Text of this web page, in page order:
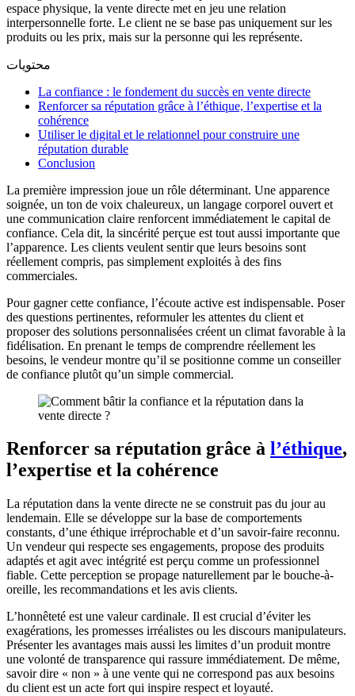
espace physique, la vente directe met en jeu une relation
interpersonnelle forte. Le client ne se base pas uniquement sur les
produits ou les prix, mais sur la personne qui les représente.
محتويات
La confiance : le fondement du succès en vente directe
Renforcer sa réputation grâce à l’éthique, l’expertise et la
cohérence
Utiliser le digital et le relationnel pour construire une
réputation durable
Conclusion
La première impression joue un rôle déterminant. Une apparence
soignée, un ton de voix chaleureux, un langage corporel ouvert et
une communication claire renforcent immédiatement le capital de
confiance. Cela dit, la sincérité perçue est tout aussi importante que
l’apparence. Les clients veulent sentir que leurs besoins sont
réellement compris, pas simplement exploités à des fins
commerciales.
Pour gagner cette confiance, l’écoute active est indispensable. Poser
des questions pertinentes, reformuler les attentes du client et
proposer des solutions personnalisées créent un climat favorable à la
fidélisation. En prenant le temps de comprendre réellement les
besoins, le vendeur montre qu’il se positionne comme un conseiller
de confiance plutôt qu’un simple commercial.
Renforcer sa réputation grâce à l’éthique,
l’expertise et la cohérence
La réputation dans la vente directe ne se construit pas du jour au
lendemain. Elle se développe sur la base de comportements
constants, d’une éthique irréprochable et d’un savoir-faire reconnu.
Un vendeur qui respecte ses engagements, propose des produits
adaptés et agit avec intégrité est perçu comme un professionnel
fiable. Cette perception se propage naturellement par le bouche-à-
oreille, les recommandations et les avis clients.
L’honnêteté est une valeur cardinale. Il est crucial d’éviter les
exagérations, les promesses irréalistes ou les discours manipulateurs.
Présenter les avantages mais aussi les limites d’un produit montre
une volonté de transparence qui rassure immédiatement. De même,
savoir dire « non » à une vente qui ne correspond pas aux besoins
du client est un acte fort qui inspire respect et loyauté.